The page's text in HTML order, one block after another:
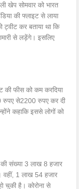
खेप सोमवार को भारत
की फ्लाइट से लाया
ट्वीट कर बताया था कि
से लड़ेंगे। इसलिए
की फीस को कम करदिया
रुपए से2200 रुपए कर दी
कहाकि इससे लोगों को
की संख्या 3 लाख 8 हजार
1 लाख 54 हजार
चुकी है। कोरोना से